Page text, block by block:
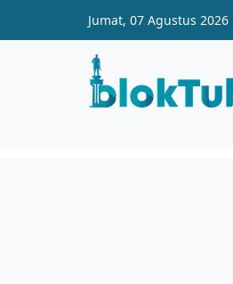
Jumat, 07 Agustus 2026